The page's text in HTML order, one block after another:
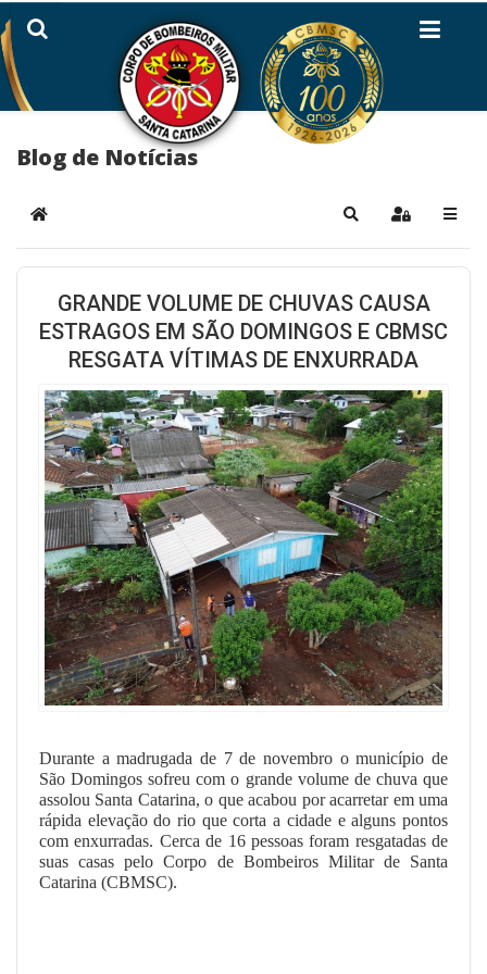
Blog de Notícias
Home PesquisarSign In
GRANDE VOLUME DE CHUVAS CAUSA
ESTRAGOS EM SÃO DOMINGOS E CBMSC
RESGATA VÍTIMAS DE ENXURRADA
Durante a madrugada de 7 de novembro o município de
São Domingos sofreu com o grande volume de chuva que
assolou Santa Catarina, o que acabou por acarretar em uma
rápida elevação do rio que corta a cidade e alguns pontos
com enxurradas. Cerca de 16 pessoas foram resgatadas de
suas casas pelo Corpo de Bombeiros Militar de Santa
Catarina (CBMSC).